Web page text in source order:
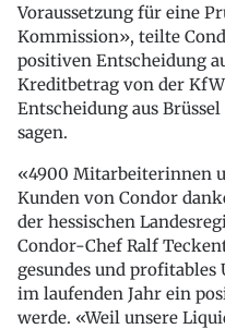
Voraussetzung für eine
Kommission», teilte
positiven Entscheidung
Kreditbetrag von der
Entscheidung aus
sagen.
«4900 Mitarbeiterinnen
Kunden von Condor
der hessischen
Condor-Chef Ralf
gesundes und
im laufenden Jahr ein
werde. «Weil unsere